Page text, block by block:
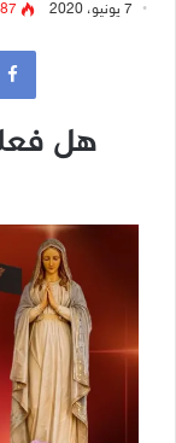
7 يونيو، 2020
هل